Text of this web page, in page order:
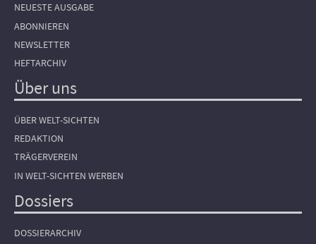
NEUESTE AUSGABE
ABONNIEREN
NEWSLETTER
HEFTARCHIV
Über uns
ÜBER WELT-SICHTEN
REDAKTION
TRÄGERVEREIN
IN WELT-SICHTEN WERBEN
Dossiers
DOSSIERARCHIV